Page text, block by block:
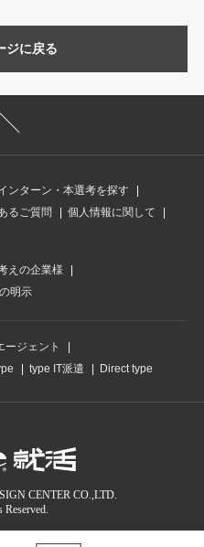
ジに戻る
ンターン・本選考を探す
るご質問
個人情報に関して
えの企業様
明示
ージェント
type IT派遣 Direct type
CENTER CO.,LTD.